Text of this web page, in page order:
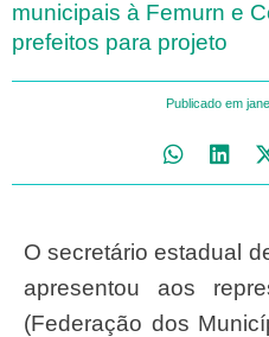
municipais à Femurn e
prefeitos para projeto
Publicado em
O secretário estadual de Saúde, Cipriano Maia,
apresentou aos
(Federação dos